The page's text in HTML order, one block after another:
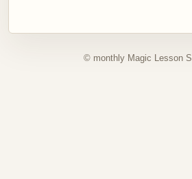
© monthly Magic Lesson